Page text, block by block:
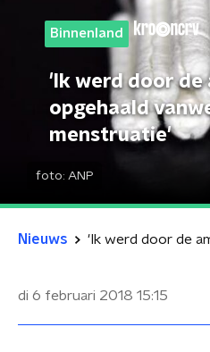
Binnenland
'Ik werd door de
opgehaald
menstruatie'
foto: ANP
Nieuws
di 6 februari 2018 15:15